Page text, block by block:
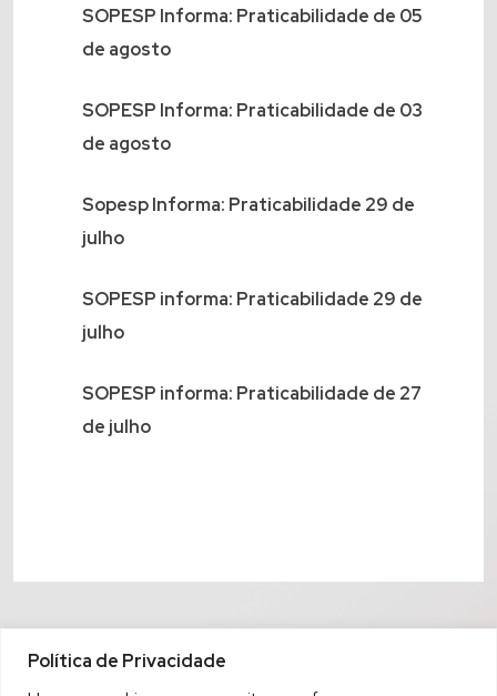
Política de Privacidade
SOPESP Informa: Praticabilidade de 05
de agosto
SOPESP Informa: Praticabilidade de 03
de agosto
Sopesp Informa: Praticabilidade 29 de
julho
SOPESP informa: Praticabilidade 29 de
julho
SOPESP informa: Praticabilidade de 27
de julho